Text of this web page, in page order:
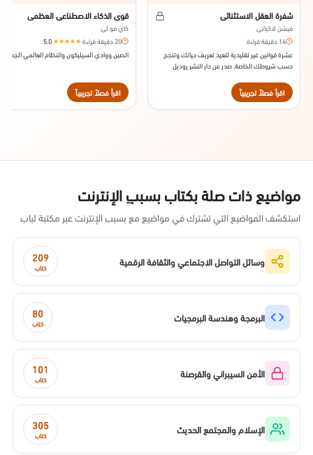
شفرة العقل الاستثنائي
فيشن لاكياني
14 دقيقة قراءة
عشرة قوانين غير تقليدية لتعيدَ تعريفَ حياتك وتنجح
حسب شروطك الخاصة. صدر عن دار النشر روديل
اقرأ فصلاً تجريبياً
قوى الذكاء الاصطناعي العظمى
كاي فو لي
20 دقيقة قراءة
·
5.0
الصين ووادي السيليكون والنظام العالمي الجديد
اقرأ فصلاً تجريبياً
مواضيع ذات صلة بكتاب بسببِ الإنترنت
استكشف المواضيع التي تشترك في مواضيع مع بسببِ الإنترنت عبر مكتبة لباب
وسائل التواصل الاجتماعي والثقافة الرقمية 209
كتاب
البرمجة وهندسة البرمجيات 80
كتاب
الأمن السيبراني والقرصنة 101
كتاب
الإسلام والمجتمع الحديث 305
كتاب